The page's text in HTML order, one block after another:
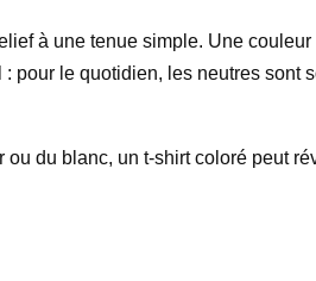
à une tenue simple. Une couleur
pour le quotidien, les neutres sont
du blanc, un t-shirt coloré peut